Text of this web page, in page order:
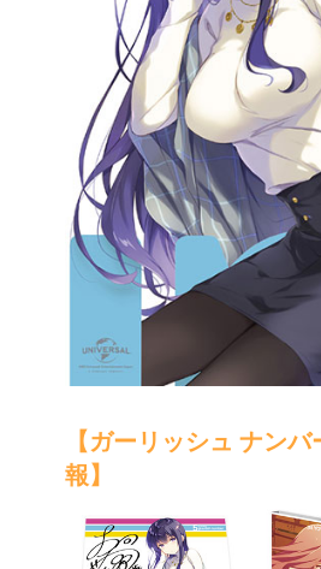
【ガーリッシュ ナン
報】